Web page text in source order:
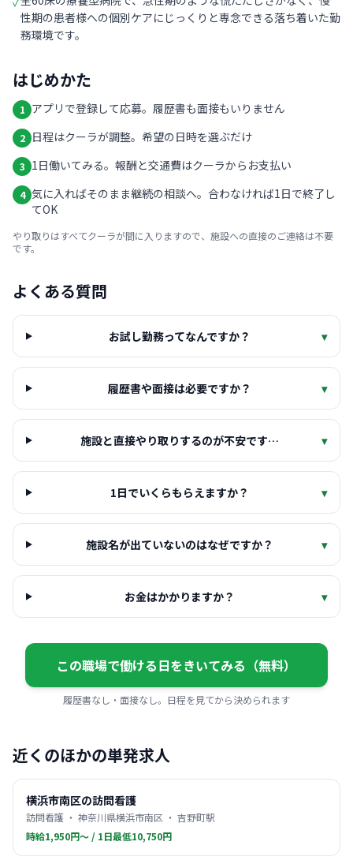
性期の患者様への個別ケアにじっくりと専念できる落ち着いた勤
務環境です。
はじめかた
1 アプリで登録して応募。履歴書も面接もいりません
2 日程はクーラが調整。希望の日時を選ぶだけ
3 1日働いてみる。報酬と交通費はクーラからお支払い
4 気に入ればそのまま継続の相談へ。合わなければ1日で終了し
てOK
やり取りはすべてクーラが間に入りますので、施設への直接のご連絡は不要
です。
よくある質問
お試し勤務ってなんですか？ ▾
履歴書や面接は必要ですか？ ▾
施設と直接やり取りするのが不安です… ▾
1日でいくらもらえますか？ ▾
施設名が出ていないのはなぜですか？ ▾
お金はかかりますか？ ▾
この職場で働ける日をきいてみる（無料）
履歴書なし・面接なし。日程を見てから決められます
近くのほかの単発求人
横浜市南区の訪問看護
訪問看護 ・ 神奈川県横浜市南区 ・ 吉野町駅
時給1,950円〜 / 1日最低10,750円